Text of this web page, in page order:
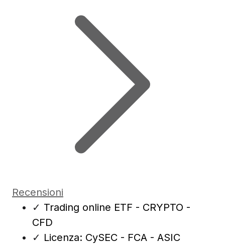
Recensioni
✓ Trading online ETF - CRYPTO -
CFD
✓ Licenza: CySEC - FCA - ASIC